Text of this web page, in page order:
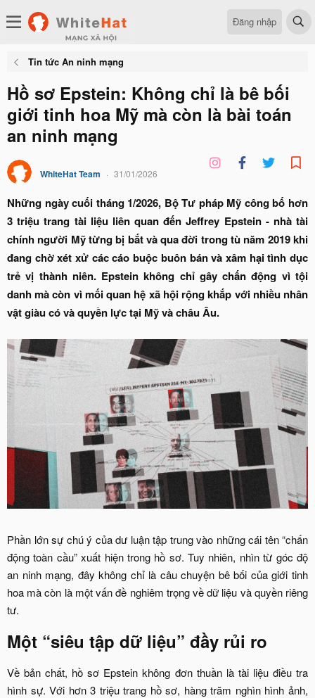
Đăng nhập
Tin tức An ninh mạng
Hồ sơ Epstein: Không chỉ là bê bối
giới tinh hoa Mỹ mà còn là bài toán
an ninh mạng
WhiteHat Team 31/01/2026
Những ngày cuối tháng 1/2026, Bộ Tư pháp Mỹ công bố hơn
3 triệu trang tài liệu liên quan đến Jeffrey Epstein - nhà tài
chính người Mỹ từng bị bắt và qua đời trong tù năm 2019 khi
đang chờ xét xử các cáo buộc buôn bán và xâm hại tình dục
trẻ vị thành niên. Epstein không chỉ gây chấn động vì tội
danh mà còn vì mối quan hệ xã hội rộng khắp với nhiều nhân
vật giàu có và quyền lực tại Mỹ và châu Âu.
Phần lớn sự chú ý của dư luận tập trung vào những cái tên “chấn
động toàn cầu” xuất hiện trong hồ sơ. Tuy nhiên, nhìn từ góc độ
an ninh mạng, đây không chỉ là câu chuyện bê bối của giới tinh
hoa mà còn là một vấn đề nghiêm trọng về dữ liệu và quyền riêng
tư.​
Một “siêu tập dữ liệu” đầy rủi ro
Về bản chất, hồ sơ Epstein không đơn thuần là tài liệu điều tra
hình sự. Với hơn 3 triệu trang hồ sơ, hàng trăm nghìn hình ảnh,